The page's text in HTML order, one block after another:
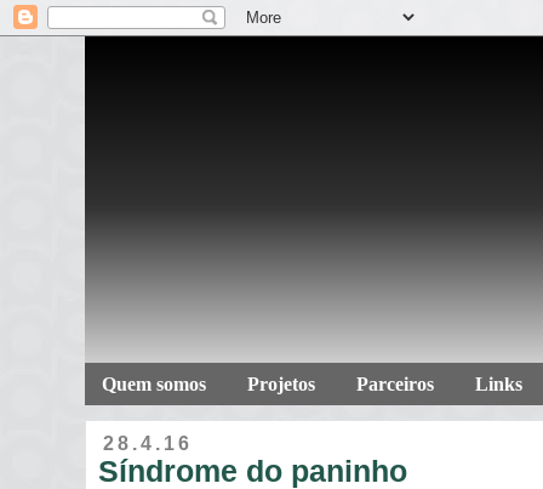
Quem somos Projetos Parceiros Links
28.4.16
Síndrome do paninho